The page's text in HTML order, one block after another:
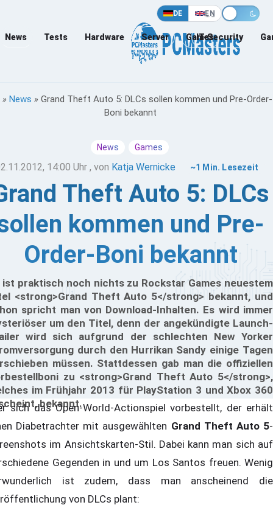
DE EN
News Tests Hardware Server Games
IT-Security
» News » Grand Theft Auto 5: DLCs sollen kommen und Pre-Order-
Boni bekannt
News Games
14:00 Uhr , von Katja Wernicke ~1 Min. Lesezeit
Theft Auto 5: DLCs
kommen und Pre-
Order-Boni bekannt
ist praktisch noch nichts zu Rockstar Games neuestem
<strong>Grand Theft Auto 5</strong> bekannt, und
spricht man von Download-Inhalten. Es wird immer
um den Titel, denn der angekündigte Launch-
wird sich aufgrund der schlechten New Yorker
durch den Hurrikan Sandy einige Tagen
müssen. Stattdessen gab man die offiziellen
zu <strong>Grand Theft Auto 5</strong>,
im Frühjahr 2013 für PlayStation 3 und Xbox 360
bekannt.
sich das Open-World-Actionspiel vorbestellt, der erhält
Diabetrachter mit ausgewählten Grand Theft Auto 5-
im Ansichtskarten-Stil. Dabei kann man sich auf
Gegenden in und um Los Santos freuen. Wenig
ist zudem, dass man anscheinend die
von DLCs plant: